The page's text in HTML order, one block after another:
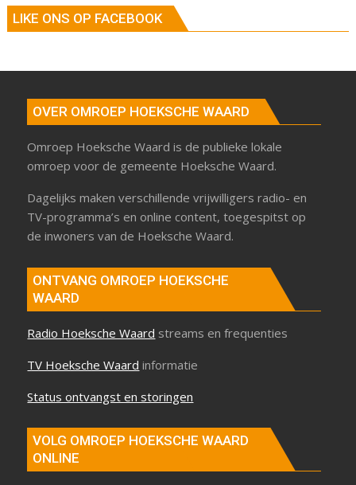
LIKE ONS OP FACEBOOK
OVER OMROEP HOEKSCHE WAARD
Omroep Hoeksche Waard is de publieke lokale
omroep voor de gemeente Hoeksche Waard.
Dagelijks maken verschillende vrijwilligers radio- en
TV-programma’s en online content, toegespitst op
de inwoners van de Hoeksche Waard.
ONTVANG OMROEP HOEKSCHE
WAARD
Radio Hoeksche Waard streams en frequenties
TV Hoeksche Waard informatie
Status ontvangst en storingen
VOLG OMROEP HOEKSCHE WAARD
ONLINE